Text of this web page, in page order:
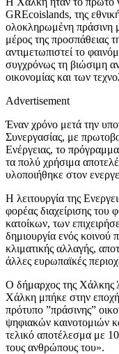
GREcoislands, της
ολοκληρωμένη πράσινη
μέρος της προσπάθειας
αντιμετωπιστεί το
συγχρόνως τη βιώσιμη
οικονομίας και των
Advertisement
Έναν χρόνο μετά την
Συνεργασίας, με
Ενέργειας, το
τα πολύ χρήσιμα
υλοποιήθηκε στον
Η λειτουργία της
φορέας διαχείρισης
κατοίκων, των
δημιουργία ενός κοινού
κλιματικής αλλαγής,
άλλες ευρωπαϊκές
Ο δήμαρχος της Χάλκης
Χάλκη μπήκε στην εποχή
πρότυπο ”πράσινης”
ψηφιακών καινοτομιών
τελικό αποτέλεσμα με
τους ανθρώπους του».